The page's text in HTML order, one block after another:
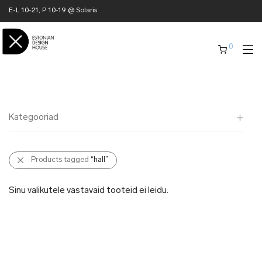
E-L 10-21, P 10-19 @ Solaris
0
Kategooriad
Kõik
✖ KODU
Products tagged “hall”
Sinu valikutele vastavaid tooteid ei leidu.